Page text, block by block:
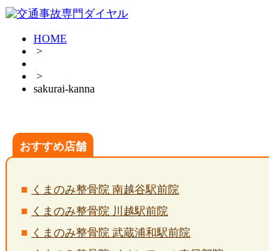
HOME
>
>
sakurai-kanna
おすすめ店舗
くまのみ整骨院 南越谷駅前院
くまのみ整骨院 川越駅前院
くまのみ整骨院 武蔵浦和駅前院